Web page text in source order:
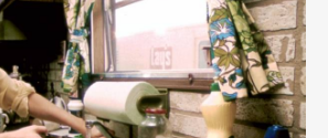
READ MORE